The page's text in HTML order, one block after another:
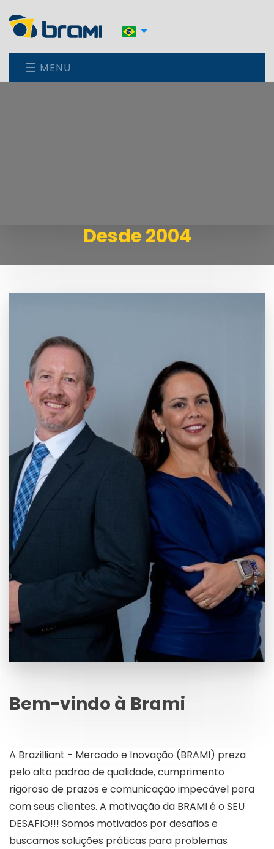
MENU
Desde 2004
20 anos de
Mercado e
Inovação
Bem-vindo à Brami
A Brazilliant - Mercado e Inovação (BRAMI) preza
pelo alto padrão de qualidade, cumprimento
rigoroso de prazos e comunicação impecável para
com seus clientes. A motivação da BRAMI é o SEU
DESAFIO!!! Somos motivados por desafios e
buscamos soluções práticas para problemas